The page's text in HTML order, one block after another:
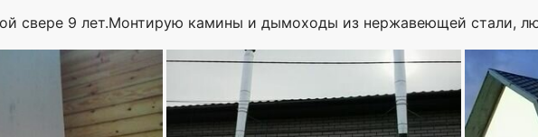
свере 9 лет.Монтирую камины и дымоходы из нержавеющей стали,